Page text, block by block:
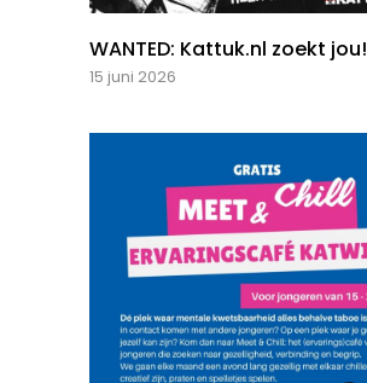
WANTED: Kattuk.nl zoekt jou!
15 juni 2026